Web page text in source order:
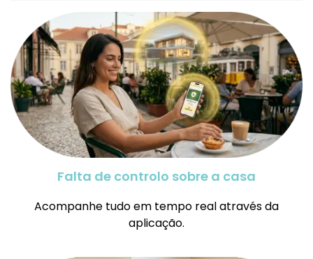
Falta de controlo sobre a casa
Acompanhe tudo em tempo real através da
aplicação.